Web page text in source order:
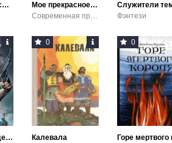
Манипуляция сознанием
Мое прекрасное несчастье
Современная проза / Современная зарубежная литература / Проза
Фэнтези
Убийца наваждений
0
Калевала
0